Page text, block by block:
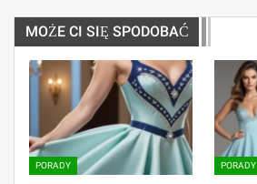
MOŻE CI SIĘ SPODOBAĆ
PORADY PORADY